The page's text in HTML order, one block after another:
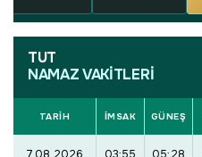
TUT
NAMAZ VAKİTLERİ
TARİH İMSAK GÜNEŞ